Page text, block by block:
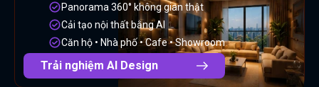
Panorama 360° không gian thật
Cải tạo nội thất bằng AI
Căn hộ • Nhà phố • Cafe • Showroom
Trải nghiệm AI Design